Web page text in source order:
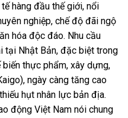
hàng đầu thế giới, nổi
nghiệp, chế độ đãi ngộ
hóa độc đáo. Nhu cầu
tại Nhật Bản, đặc biệt trong
biến thực phẩm, xây dựng,
ngày càng tăng cao
hụt nhân lực bản địa.
động Việt Nam nói chung